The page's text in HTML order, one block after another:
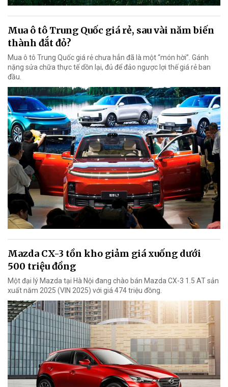
Mua ô tô Trung Quốc giá rẻ, sau vài năm biến
thành đắt đỏ?
Mua ô tô Trung Quốc giá rẻ chưa hẳn đã là một “món hời”. Gánh
nặng sửa chữa thực tế dồn lại, đủ để đảo ngược lợi thế giá rẻ ban
đầu.
Mazda CX-3 tồn kho giảm giá xuống dưới
500 triệu đồng
Một đại lý Mazda tại Hà Nội đang chào bán Mazda CX-3 1.5 AT sản
xuất năm 2025 (VIN 2025) với giá 474 triệu đồng.